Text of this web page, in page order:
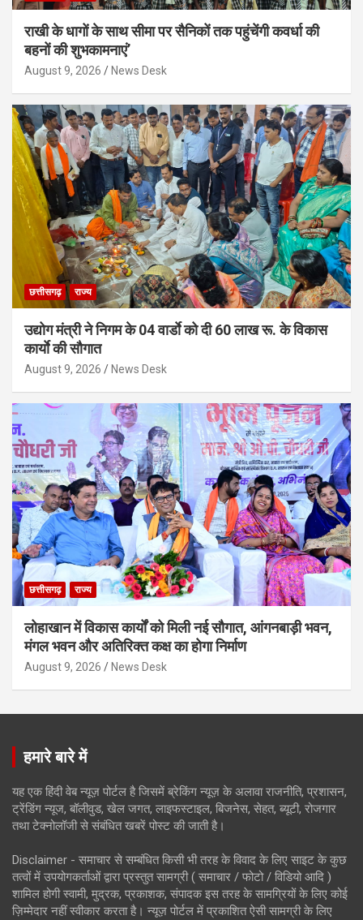
राखी के धागों के साथ सीमा पर सैनिकों तक पहुंचेंगी कवर्धा की
बहनों की शुभकामनाएं’
August 9, 2026 News Desk
छत्तीसगढ़ राज्य
उद्योग मंत्री ने निगम के 04 वार्डाे को दी 60 लाख रू. के विकास
कार्याे की सौगात
August 9, 2026 News Desk
छत्तीसगढ़ राज्य
लोहाखान में विकास कार्यों को मिली नई सौगात, आंगनबाड़ी भवन,
मंगल भवन और अतिरिक्त कक्ष का होगा निर्माण
August 9, 2026 News Desk
हमारे बारे में
यह एक हिंदी वेब न्यूज़ पोर्टल है जिसमें ब्रेकिंग न्यूज़ के अलावा राजनीति, प्रशासन,
ट्रेंडिंग न्यूज, बॉलीवुड, खेल जगत, लाइफस्टाइल, बिजनेस, सेहत, ब्यूटी, रोजगार
तथा टेक्नोलॉजी से संबंधित खबरें पोस्ट की जाती है।
Disclaimer - समाचार से सम्बंधित किसी भी तरह के विवाद के लिए साइट के कुछ
तत्वों में उपयोगकर्ताओं द्वारा प्रस्तुत सामग्री ( समाचार / फोटो / विडियो आदि )
शामिल होगी स्वामी, मुद्रक, प्रकाशक, संपादक इस तरह के सामग्रियों के लिए कोई
ज़िम्मेदार नहीं स्वीकार करता है। न्यूज़ पोर्टल में प्रकाशित ऐसी सामग्री के लिए